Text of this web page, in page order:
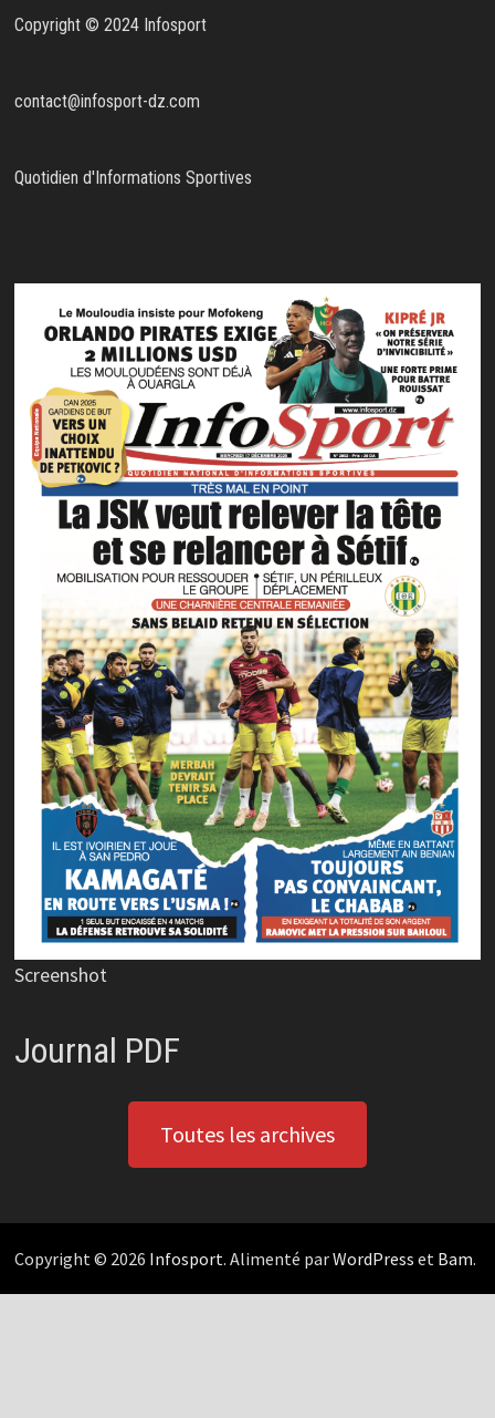
Copyright © 2024 Infosport
contact@infosport-dz.com
Quotidien d'Informations Sportives
Screenshot
Journal PDF
Toutes les archives
Copyright © 2026 Infosport. Alimenté parWordPress et Bam.